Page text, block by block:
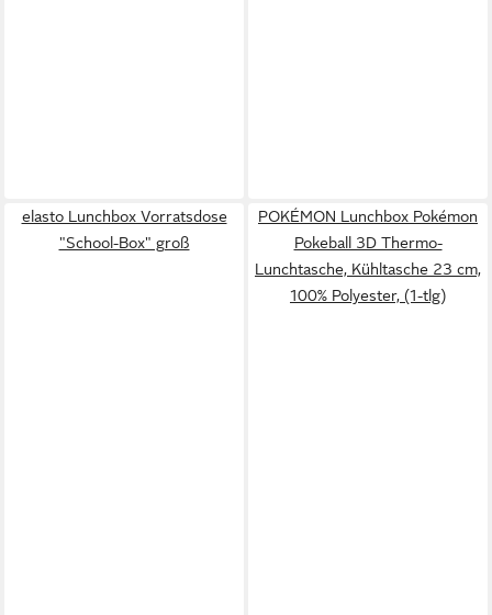
elasto Lunchbox Vorratsdose
"School-Box" groß
POKÉMON Lunchbox Pokémon
Pokeball 3D Thermo-
Lunchtasche, Kühltasche 23 cm,
100% Polyester, (1-tlg)